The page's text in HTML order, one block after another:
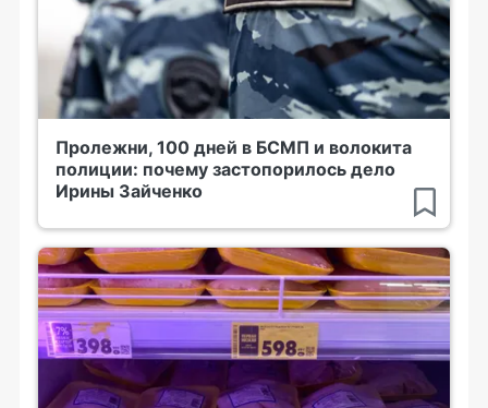
Пролежни, 100 дней в БСМП и волокита
полиции: почему застопорилось дело
Ирины Зайченко